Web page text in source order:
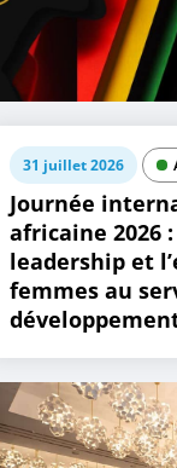
31 juillet 2026
Journée
africaine 2026
leadership et
femmes au